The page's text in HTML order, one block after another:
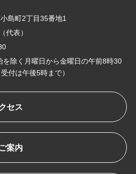
島町2丁目35番地1
代表）
を除く月曜日から金曜日の午前8時30
付は午後5時まで）
セス
案内